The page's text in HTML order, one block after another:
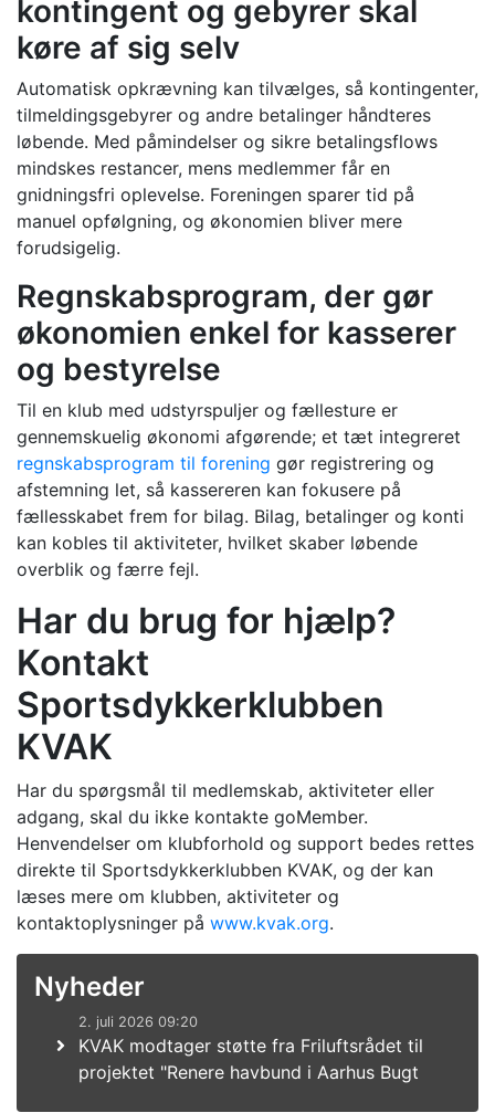
kontingent og gebyrer skal
køre af sig selv
Automatisk opkrævning kan tilvælges, så kontingenter,
tilmeldingsgebyrer og andre betalinger håndteres
løbende. Med påmindelser og sikre betalingsflows
mindskes restancer, mens medlemmer får en
gnidningsfri oplevelse. Foreningen sparer tid på
manuel opfølgning, og økonomien bliver mere
forudsigelig.
Regnskabsprogram, der gør
økonomien enkel for kasserer
og bestyrelse
Til en klub med udstyrspuljer og fællesture er
gennemskuelig økonomi afgørende; et tæt integreret
regnskabsprogram til forening gør registrering og
afstemning let, så kassereren kan fokusere på
fællesskabet frem for bilag. Bilag, betalinger og konti
kan kobles til aktiviteter, hvilket skaber løbende
overblik og færre fejl.
Har du brug for hjælp?
Kontakt
Sportsdykkerklubben
KVAK
Har du spørgsmål til medlemskab, aktiviteter eller
adgang, skal du ikke kontakte goMember.
Henvendelser om klubforhold og support bedes rettes
direkte til Sportsdykkerklubben KVAK, og der kan
læses mere om klubben, aktiviteter og
kontaktoplysninger på www.kvak.org.
Nyheder
2. juli 2026 09:20
KVAK modtager støtte fra Friluftsrådet til
projektet "Renere havbund i Aarhus Bugt